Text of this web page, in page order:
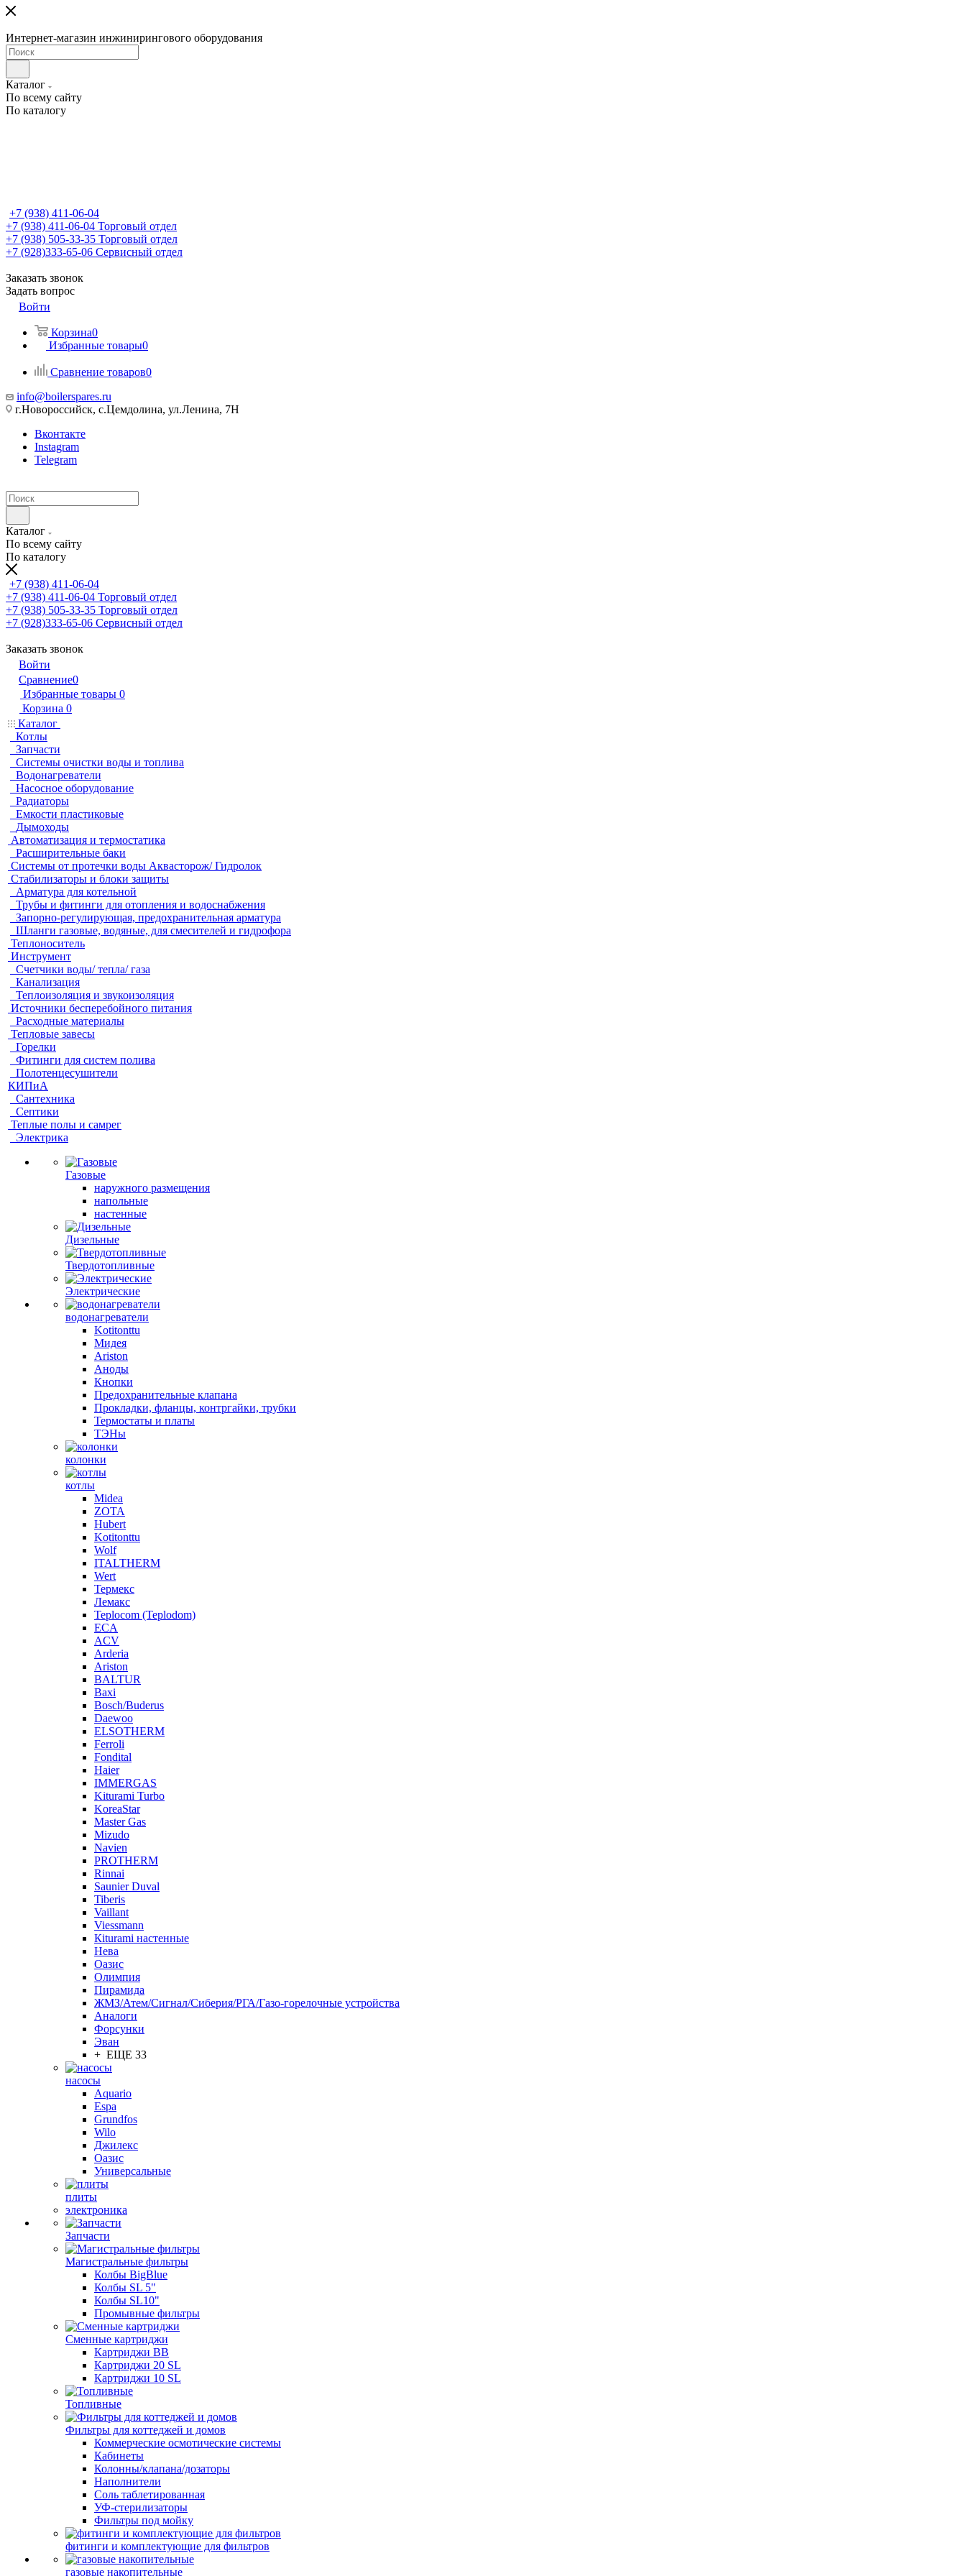
Интернет-магазин инжинирингового оборудования
Каталог
По всему сайту
По каталогу
+7 (938) 411-06-04
+7 (938) 411-06-04 Торговый отдел
+7 (938) 505-33-35 Торговый отдел
+7 (928)333-65-06 Сервисный отдел
Заказать звонок
Задать вопрос
Войти
Корзина0
Избранные товары0
Сравнение товаров0
info@boilerspares.ru
г.Новороссийск, с.Цемдолина, ул.Ленина, 7Н
Вконтакте
Instagram
Telegram
Каталог
По всему сайту
По каталогу
+7 (938) 411-06-04
+7 (938) 411-06-04 Торговый отдел
+7 (938) 505-33-35 Торговый отдел
+7 (928)333-65-06 Сервисный отдел
Заказать звонок
Войти
Сравнение0
Избранные товары 0
Корзина 0
Каталог
Котлы
Запчасти
Системы очистки воды и топлива
Водонагреватели
Насосное оборудование
Радиаторы
Емкости пластиковые
Дымоходы
Автоматизация и термостатика
Расширительные баки
Системы от протечки воды Аквасторож/ Гидролок
Стабилизаторы и блоки защиты
Арматура для котельной
Трубы и фитинги для отопления и водоснабжения
Запорно-регулирующая, предохранительная арматура
Шланги газовые, водяные, для смесителей и гидрофора
Теплоноситель
Инструмент
Счетчики воды/ тепла/ газа
Канализация
Теплоизоляция и звукоизоляция
Источники бесперебойного питания
Расходные материалы
Тепловые завесы
Горелки
Фитинги для систем полива
Полотенцесушители
КИПиА
Сантехника
Септики
Теплые полы и самрег
Электрика
Газовые
наружного размещения
напольные
настенные
Дизельные
Твердотопливные
Электрические
водонагреватели
Kotitonttu
Мидея
Ariston
Аноды
Кнопки
Предохранительные клапана
Прокладки, фланцы, контргайки, трубки
Термостаты и платы
ТЭНы
колонки
котлы
Midea
ZOTA
Hubert
Kotitonttu
Wolf
ITALTHERM
Wert
Термекс
Лемакс
Teplocom (Teplodom)
ECA
ACV
Arderia
Ariston
BALTUR
Baxi
Bosch/Buderus
Daewoo
ELSOTHERM
Ferroli
Fondital
Haier
IMMERGAS
Kiturami Turbo
KoreaStar
Master Gas
Mizudo
Navien
PROTHERM
Rinnai
Saunier Duval
Tiberis
Vaillant
Viessmann
Кiturami настенные
Нева
Оазис
Олимпия
Пирамида
ЖМЗ/Атем/Сигнал/Сиберия/РГА/Газо-горелочные устройства
Aналоги
Форсунки
Эван
+ ЕЩЕ 33
насосы
Aquario
Espa
Grundfos
Wilo
Джилекс
Оазис
Универсальные
плиты
электроника
Запчасти
Магистральные фильтры
Колбы BigBlue
Колбы SL 5"
Колбы SL10"
Промывные фильтры
Сменные картриджи
Картриджи BB
Картриджи 20 SL
Картриджи 10 SL
Топливные
Фильтры для коттеджей и домов
Коммерческие осмотические системы
Кабинеты
Колонны/клапана/дозаторы
Наполнители
Соль таблетированная
УФ-стерилизаторы
Фильтры под мойку
фитинги и комплектующие для фильтров
газовые накопительные